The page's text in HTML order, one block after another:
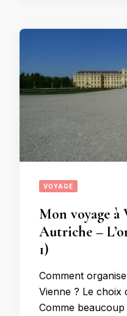
VOYAGE
Mon voyage à
Autriche –
1)
Comment
Vienne ? Le choix
Comme beaucoup